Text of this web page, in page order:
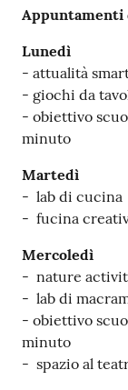
E
e
n
t
i
Seguici
Appuntamenti
Lunedì
- attualità
- giochi da
- obiettivo
minuto
Martedì
- lab di cucina
- fucina
Mercoledì
- nature
- lab di
- obiettivo
minuto
- spazio al